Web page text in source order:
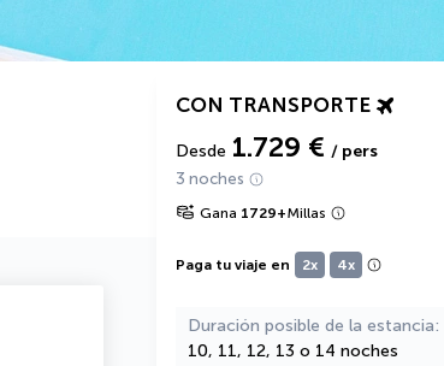
CON TRANSPORTE
Desde 1.729 € / pers
3 noches
Gana 1729+Millas
Paga tu viaje en 2x 4x
Duración posible de la estancia
10, 11, 12, 13 o 14 noches